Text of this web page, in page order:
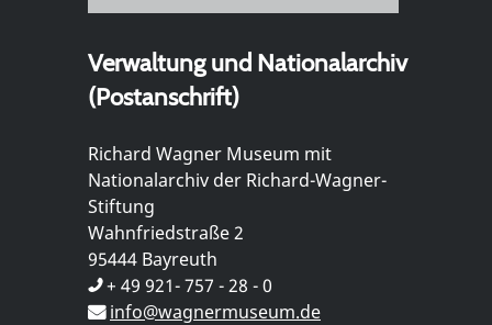
Verwaltung und Nationalarchiv
(Postanschrift)
Richard Wagner Museum mit
Nationalarchiv der Richard-Wagner-
Stiftung
Wahnfriedstraße 2
95444 Bayreuth
+ 49 921- 757 - 28 - 0
info@wagnermuseum.de